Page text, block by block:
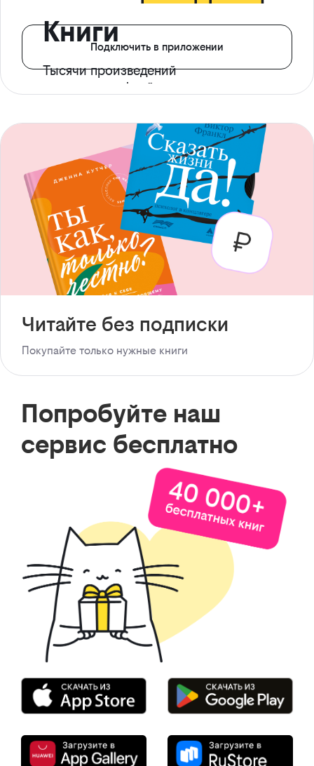
Книги
Тысячи произведений
с доступом офлайн
Подключить в приложении
Читайте без подписки
Покупайте только нужные книги
Попробуйте наш
сервис бесплатно